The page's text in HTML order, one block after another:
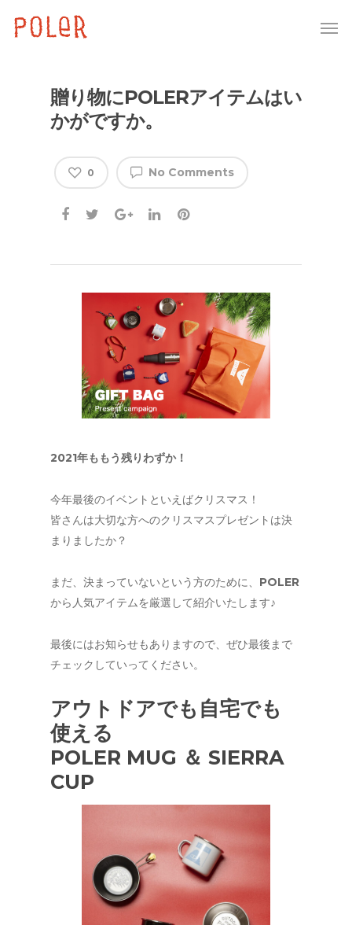
贈り物にPOLERアイテムはい
かがですか。
No Comments
0
2021年ももう残りわずか！
今年最後のイベントといえばクリスマス！
皆さんは大切な方へのクリスマスプレゼントは決
まりましたか？
まだ、決まっていないという方のために、POLER
から人気アイテムを厳選して紹介いたします♪
最後にはお知らせもありますので、ぜひ最後まで
チェックしていってください。
アウトドアでも自宅でも
使える
POLER MUG ＆ SIERRA
CUP